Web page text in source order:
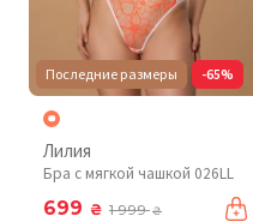
Последние размеры -65%
Лилия
Бра с мягкой чашкой 026LL
699 ₴ 1 999₴